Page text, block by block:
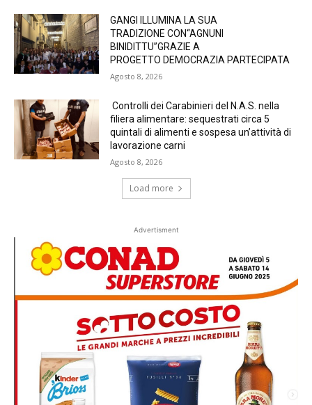
GANGI ILLUMINA LA SUA
TRADIZIONE CON“AGNUNI
BINIDITTU”GRAZIE A
PROGETTO DEMOCRAZIA PARTECIPATA
Agosto 8, 2026
Controlli dei Carabinieri del N.A.S. nella
filiera alimentare: sequestrati circa 5
quintali di alimenti e sospesa un’attività di
lavorazione carni
Agosto 8, 2026
Load more
Advertisment